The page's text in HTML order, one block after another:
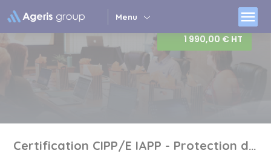
Menu menu
Certification CIPP/E IAPP - Protection des
1 990,00 € HT
Panneau de gestion des cookies